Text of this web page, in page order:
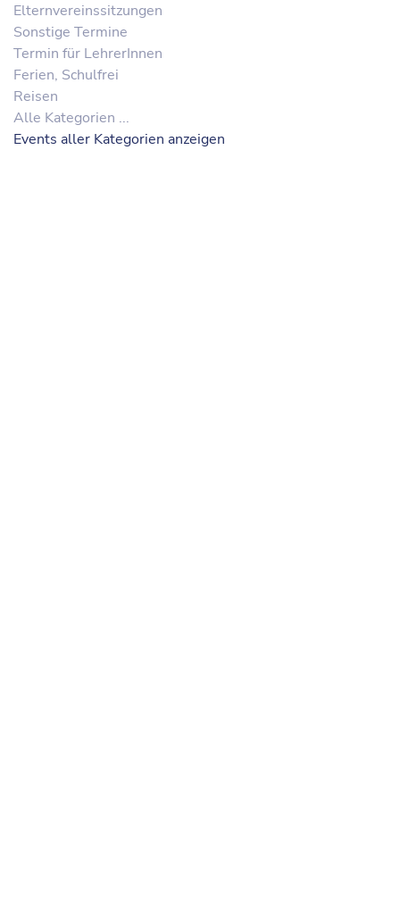
Elternvereinssitzungen
Sonstige Termine
Termin für LehrerInnen
Ferien, Schulfrei
Reisen
Alle Kategorien ...
Events aller Kategorien anzeigen